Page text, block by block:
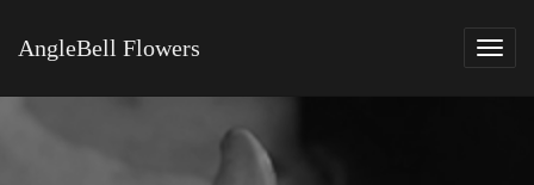
AngleBell Flowers